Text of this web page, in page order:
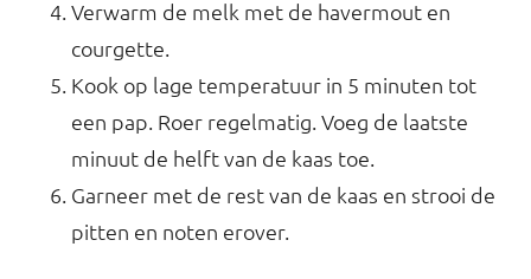
Verwarm de melk met de havermout en
courgette.
Kook op lage temperatuur in 5 minuten tot
een pap. Roer regelmatig. Voeg de laatste
minuut de helft van de kaas toe.
Garneer met de rest van de kaas en strooi de
pitten en noten erover.